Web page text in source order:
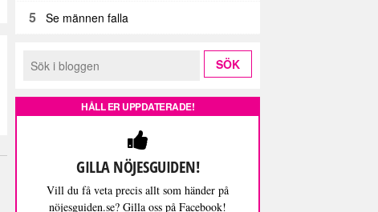
5 Se männen falla
HÅLL ER UPPDATERADE!
GILLA NÖJESGUIDEN!
Vill du få veta precis allt som händer på
nöjesguiden.se? Gilla oss på Facebook!